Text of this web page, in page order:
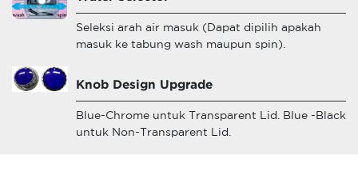
Seleksi arah air masuk (Dapat dipilih apakah
masuk ke tabung wash maupun spin).
Knob Design Upgrade
Blue-Chrome untuk Transparent Lid. Blue -Black
untuk Non-Transparent Lid.